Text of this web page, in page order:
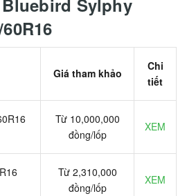
Sylphy
Giá tham khảo
Chi
tiết
Từ 10,000,000
đồng/lốp
XEM
Từ 2,310,000
đồng/lốp
XEM